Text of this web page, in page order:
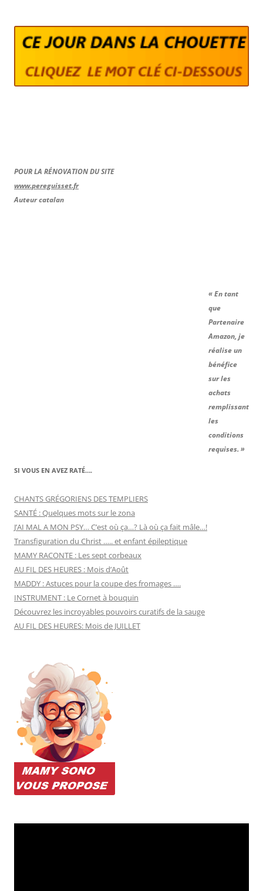
POUR LA RÉNOVATION DU SITE
www.pereguisset.fr
Auteur catalan
« En tant
que
Partenaire
Amazon, je
réalise un
bénéfice
sur les
achats
remplissant
les
conditions
requises. »
SI VOUS EN AVEZ RATÉ….
CHANTS GRÉGORIENS DES TEMPLIERS
SANTÉ : Quelques mots sur le zona
J’AI MAL A MON PSY… C’est où ça…? Là où ça fait mâle…!
Transfiguration du Christ ….. et enfant épileptique
MAMY RACONTE : Les sept corbeaux
AU FIL DES HEURES : Mois d’Août
MADDY : Astuces pour la coupe des fromages ….
INSTRUMENT : Le Cornet à bouquin
Découvrez les incroyables pouvoirs curatifs de la sauge
AU FIL DES HEURES: Mois de JUILLET